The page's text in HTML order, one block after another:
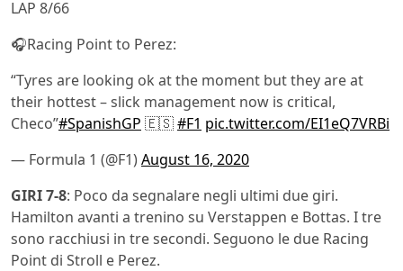
LAP 8/66
🎧Racing Point to Perez:
“Tyres are looking ok at the moment but they are at
their hottest – slick management now is critical,
Checo”#SpanishGP 🇪🇸#F1 pic.twitter.com/EI1eQ7VRBi
— Formula 1 (@F1)August 16, 2020
GIRI 7-8: Poco da segnalare negli ultimi due giri.
Hamilton avanti a trenino su Verstappen e Bottas. I tre
sono racchiusi in tre secondi. Seguono le due Racing
Point di Stroll e Perez.